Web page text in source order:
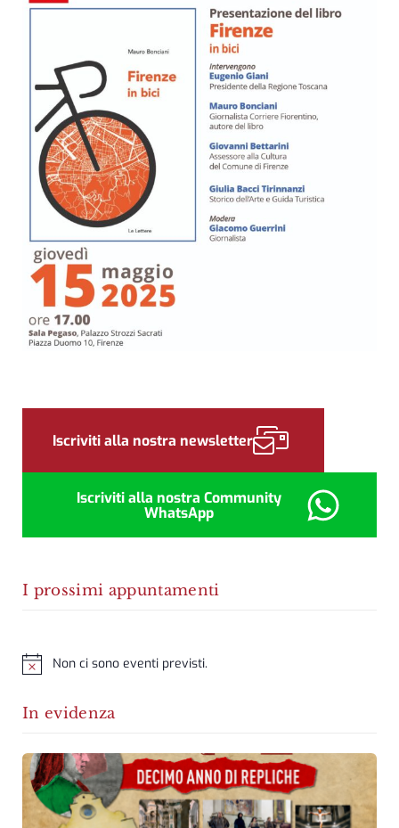
Iscriviti alla nostra newsletter
Iscriviti alla nostra Community
WhatsApp
I prossimi appuntamenti
NoticeNon ci sono eventi previsti.
In evidenza